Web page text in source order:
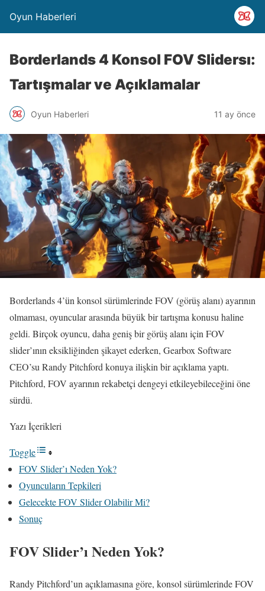
Oyun Haberleri
Borderlands 4 Konsol FOV Slidersı:
Tartışmalar ve Açıklamalar
Oyun Haberleri 11 ay önce
Borderlands 4’ün konsol sürümlerinde FOV (görüş alanı) ayarının
olmaması, oyuncular arasında büyük bir tartışma konusu haline
geldi. Birçok oyuncu, daha geniş bir görüş alanı için FOV
slider’ının eksikliğinden şikayet ederken, Gearbox Software
CEO’su Randy Pitchford konuya ilişkin bir açıklama yaptı.
Pitchford, FOV ayarının rekabetçi dengeyi etkileyebileceğini öne
sürdü.
Yazı İçerikleri
Toggle
FOV Slider’ı Neden Yok?
Oyuncuların Tepkileri
Gelecekte FOV Slider Olabilir Mi?
Sonuç
FOV Slider’ı Neden Yok?
Randy Pitchford’un açıklamasına göre, konsol sürümlerinde FOV